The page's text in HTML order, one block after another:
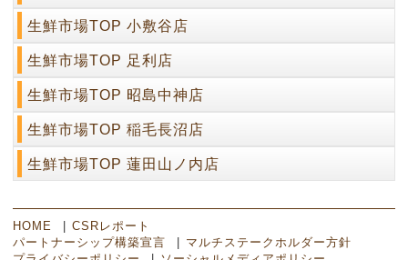
生鮮市場TOP 小敷谷店
生鮮市場TOP 足利店
生鮮市場TOP 昭島中神店
生鮮市場TOP 稲毛長沼店
生鮮市場TOP 蓮田山ノ内店
HOME
CSRレポート
パートナーシップ構築宣言
マルチステークホルダー方針